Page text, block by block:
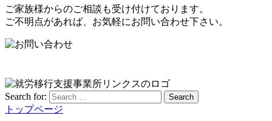
ご家族様からのご相談も受け付けております。
ご不明点があれば、お気軽にお問い合わせ下さい。
Search for: Search
トップページ